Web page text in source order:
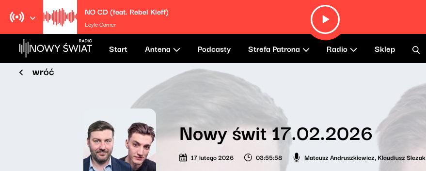
NO CD (feat. Rebel Kleff)
Loyle Carner
Start Antena Podcasty Strefa Patrona Radio Sklep
wróć
Nowy świt 17.02.2026
17 lutego 2026 03:55:58 Mateusz Andruszkiewicz, Klaudiusz Slezak